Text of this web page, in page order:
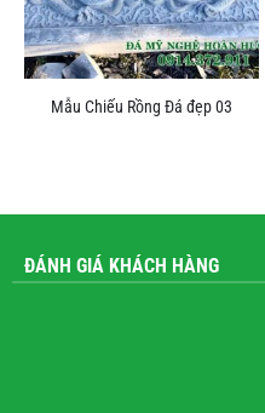
Mẫu Chiếu Rồng Đá đẹp 03
ĐÁNH GIÁ KHÁCH HÀNG